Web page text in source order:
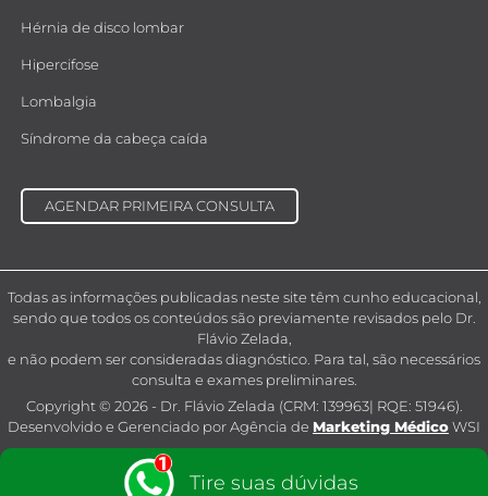
Tire suas dúvidas
Hérnia de disco lombar
Hipercifose
Lombalgia
Síndrome da cabeça caída
AGENDAR PRIMEIRA CONSULTA
Todas as informações publicadas neste site têm cunho educacional,
sendo que todos os conteúdos são previamente revisados pelo Dr.
Flávio Zelada,
e não podem ser consideradas diagnóstico. Para tal, são necessários
consulta e exames preliminares.
Copyright © 2026 - Dr. Flávio Zelada (CRM: 139963| RQE: 51946).
Desenvolvido e Gerenciado por Agência de Marketing MédicoWSI